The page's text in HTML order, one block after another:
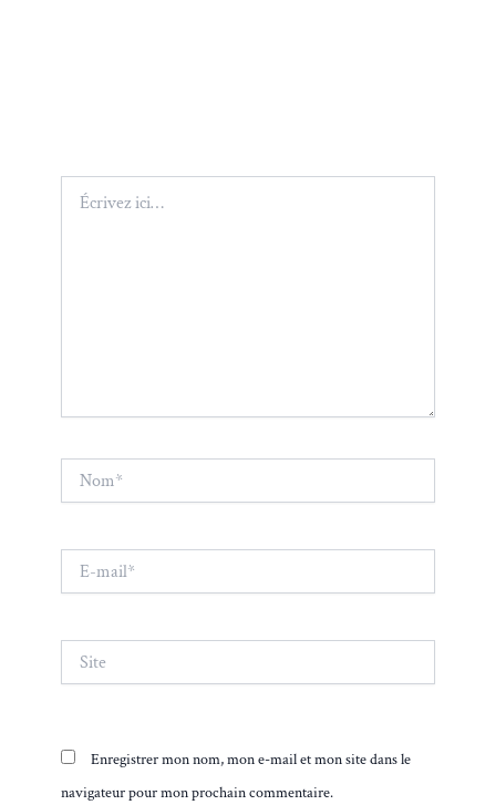
ici…
mail*
Enregistrer mon nom, mon e-mail et mon site dans le
navigateur pour mon prochain commentaire.